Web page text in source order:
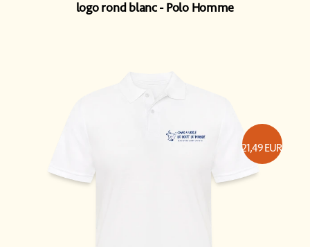
logo rond blanc Polo Homme
21,49EUR